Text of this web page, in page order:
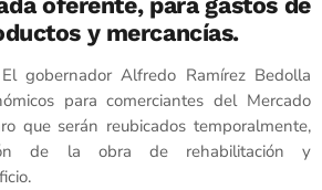
y mercancías.
gobernador Alfredo Ramírez Bedolla
para comerciantes del Mercado
que serán reubicados temporalmente,
de la obra de rehabilitación y